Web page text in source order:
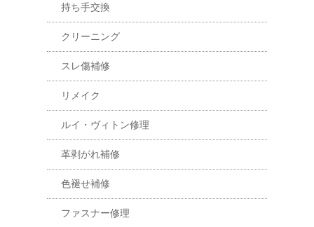
持ち手交換
クリーニング
スレ傷補修
リメイク
ルイ・ヴィトン修理
革剥がれ補修
色褪せ補修
ファスナー修理